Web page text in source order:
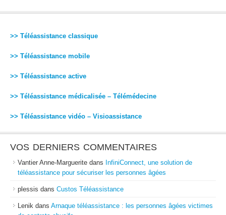
>> Téléassistance classique
>> Téléassistance mobile
>> Téléassistance active
>> Téléassistance médicalisée – Télémédecine
>> Téléassistance vidéo – Visioassistance
VOS DERNIERS COMMENTAIRES
Vantier Anne-Marguerite dans InfiniConnect, une solution de
téléassistance pour sécuriser les personnes âgées
plessis dans Custos Téléassistance
Lenik dans Arnaque téléassistance : les personnes âgées victimes